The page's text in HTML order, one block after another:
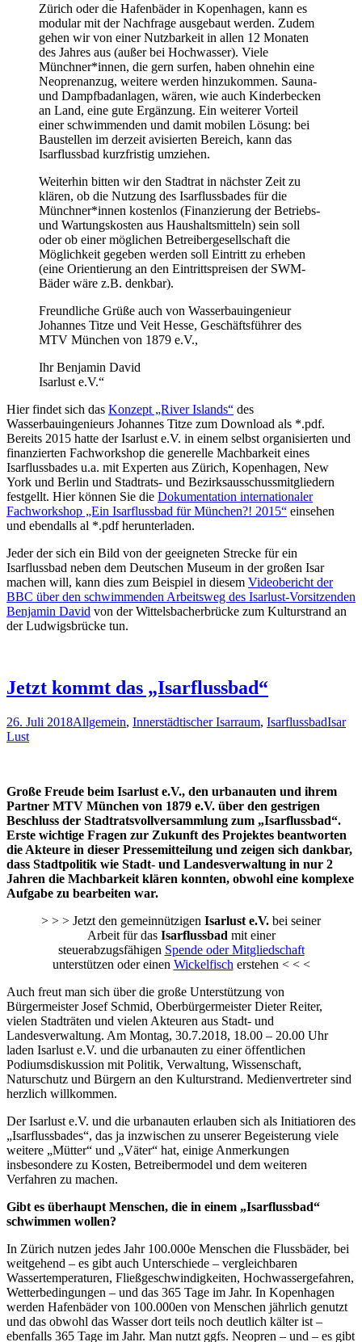
Zürich oder die Hafenbäder in Kopenhagen, kann es
modular mit der Nachfrage ausgebaut werden. Zudem
gehen wir von einer Nutzbarkeit in allen 12 Monaten
des Jahres aus (außer bei Hochwasser). Viele
Münchner*innen, die gern surfen, haben ohnehin eine
Neoprenanzug, weitere werden hinzukommen. Sauna-
und Dampfbadanlagen, wären, wie auch Kinderbecken
an Land, eine gute Ergänzung. Ein weiterer Vorteil
einer schwimmenden und damit mobilen Lösung: bei
Baustellen im derzeit avisierten Bereich, kann das
Isarflussbad kurzfristig umziehen.
Weiterhin bitten wir den Stadtrat in nächster Zeit zu
klären, ob die Nutzung des Isarflussbades für die
Münchner*innen kostenlos (Finanzierung der Betriebs-
und Wartungskosten aus Haushaltsmitteln) sein soll
oder ob einer möglichen Betreibergesellschaft die
Möglichkeit gegeben werden soll Eintritt zu erheben
(eine Orientierung an den Eintrittspreisen der SWM-
Bäder wäre z.B. denkbar).
Freundliche Grüße auch von Wasserbauingenieur
Johannes Titze und Veit Hesse, Geschäftsführer des
MTV München von 1879 e.V.,
Ihr Benjamin David
Isarlust e.V.“
Hier findet sich das Konzept „River Islands“ des
Wasserbauingenieurs Johannes Titze zum Download als *.pdf.
Bereits 2015 hatte der Isarlust e.V. in einem selbst organisierten und
finanzierten Fachworkshop die generelle Machbarkeit eines
Isarflussbades u.a. mit Experten aus Zürich, Kopenhagen, New
York und Berlin und Stadtrats- und Bezirksausschussmitgliedern
festgellt. Hier können Sie die Dokumentation internationaler
Fachworkshop „Ein Isarflussbad für München?! 2015“ einsehen
und ebendalls al *.pdf herunterladen.
Jeder der sich ein Bild von der geeigneten Strecke für ein
Isarflussbad neben dem Deutschen Museum in der großen Isar
machen will, kann dies zum Beispiel in diesem Videobericht der
BBC über den schwimmenden Arbeitsweg des Isarlust-Vorsitzenden
Benjamin David von der Wittelsbacherbrücke zum Kulturstrand an
der Ludwigsbrücke tun.
Jetzt kommt das „Isarflussbad“
26. Juli 2018Allgemein, Innerstädtischer Isarraum, IsarflussbadIsar
Lust
Große Freude beim Isarlust e.V., den urbanauten und ihrem
Partner MTV München von 1879 e.V. über den gestrigen
Beschluss der Stadtratsvollversammlung zum „Isarflussbad“.
Erste wichtige Fragen zur Zukunft des Projektes beantworten
die Akteure in dieser Pressemitteilung und zeigen sich dankbar,
dass Stadtpolitik wie Stadt- und Landesverwaltung in nur 2
Jahren die Machbarkeit klären konnten, obwohl eine komplexe
Aufgabe zu bearbeiten war.
> > > Jetzt den gemeinnützigen Isarlust e.V. bei seiner
Arbeit für das Isarflussbad mit einer
steuerabzugsfähigen Spende oder Mitgliedschaft
unterstützen oder einen Wickelfisch erstehen < < <
Auch freut man sich über die große Unterstützung von
Bürgermeister Josef Schmid, Oberbürgermeister Dieter Reiter,
vielen Stadträten und vielen Akteuren aus Stadt- und
Landesverwaltung. Am Montag, 30.7.2018, 18.00 – 20.00 Uhr
laden Isarlust e.V. und die urbanauten zu einer öffentlichen
Podiumsdiskussion mit Politik, Verwaltung, Wissenschaft,
Naturschutz und Bürgern an den Kulturstrand. Medienvertreter sind
herzlich willkommen.
Der Isarlust e.V. und die urbanauten erlauben sich als Initiatioren des
„Isarflussbades“, das ja inzwischen zu unserer Begeisterung viele
weitere „Mütter“ und „Väter“ hat, einige Anmerkungen
insbesondere zu Kosten, Betreibermodel und dem weiteren
Verfahren zu machen.
Gibt es überhaupt Menschen, die in einem „Isarflussbad“
schwimmen wollen?
In Zürich nutzen jedes Jahr 100.000e Menschen die Flussbäder, bei
weitgehend – es gibt auch Unterschiede – vergleichbaren
Wassertemperaturen, Fließgeschwindigkeiten, Hochwassergefahren,
Wetterbedingungen – und das 365 Tage im Jahr. In Kopenhagen
werden Hafenbäder von 100.000en von Menschen jährlich genutzt
und das obwohl das Wasser dort teils noch deutlich kälter ist –
ebenfalls 365 Tage im Jahr. Man nutzt ggfs. Neopren – und – es gibt